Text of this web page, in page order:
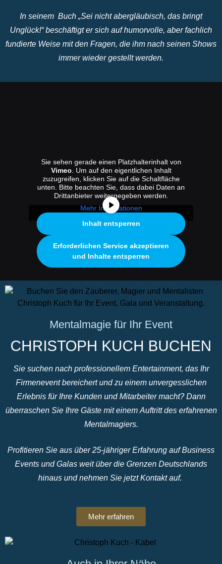
In seinem Buch „Sei nicht abergläubisch, das bringt
Unglück!“ beschäftigt er sich auf humorvolle, aber fachlich
fundierte Weise mit den Fragen, die ihm nach seinen Shows
immer wieder gestellt werden.
Sie sehen gerade einen Platzhalterinhalt von
Vimeo. Um auf den eigentlichen Inhalt
zuzugreifen, klicken Sie auf die Schaltfläche
unten. Bitte beachten Sie, dass dabei Daten an
Drittanbieter weitergegeben werden.
Mehr Informationen
Inhalt entsperren
Erforderlichen Service akzeptieren
und Inhalte entsperren
Mentalmagie für Ihr Event
CHRISTOPH KUCH BUCHEN
Sie suchen nach professionellem Entertainment, das Ihr
Firmenevent bereichert und zu einem unvergesslichen
Erlebnis für Ihre Kunden und Mitarbeiter macht? Dann
überraschen Sie Ihre Gäste mit einem Auftritt des erfahrenen
Mentalmagiers.
Profitieren Sie aus über 25-jähriger Erfahrung auf Business
Events und Galas weit über die Grenzen Deutschlands
hinaus und nehmen Sie jetzt Kontakt auf.
Mehr erfahren